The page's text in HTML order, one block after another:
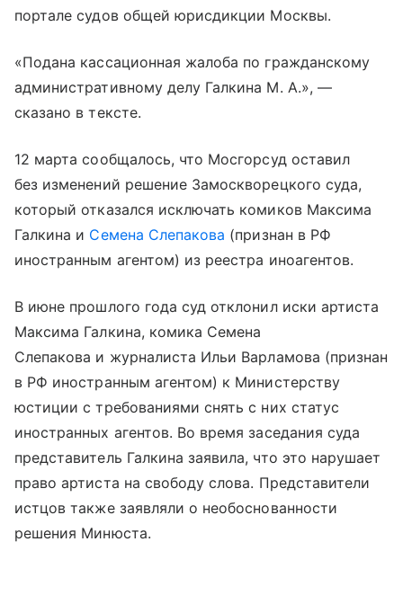
портале судов общей юрисдикции Москвы.
«Подана кассационная жалоба по гражданскому
административному делу Галкина М. А.», —
сказано в тексте.
12 марта сообщалось, что Мосгорсуд оставил
без изменений решение Замоскворецкого суда,
который отказался исключать комиков Максима
Галкина и Семена Слепакова (признан в РФ
иностранным агентом) из реестра иноагентов.
В июне прошлого года суд отклонил иски артиста
Максима Галкина, комика Семена
Слепакова и журналиста Ильи Варламова (признан
в РФ иностранным агентом) к Министерству
юстиции с требованиями снять с них статус
иностранных агентов. Во время заседания суда
представитель Галкина заявила, что это нарушает
право артиста на свободу слова. Представители
истцов также заявляли о необоснованности
решения Минюста.